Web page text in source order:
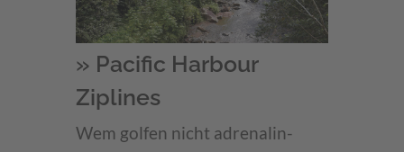
» Pacific Harbour
Ziplines
Wem golfen nicht adrenalin-